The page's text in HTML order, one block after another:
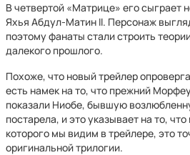
В четвертой «Матрице» его сыграет
Яхья Абдул-Матин II. Персонаж
поэтому фанаты стали строить
далекого прошлого.
Похоже, что новый трейлер
есть намек на то, что прежний
показали Ниобе, бывшую
постарела, и это указывает на то,
которого мы видим в трейлере, это
оригинальной трилогии.